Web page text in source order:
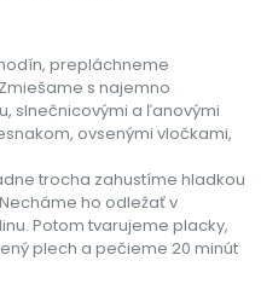
prepláchneme
s najemno
slnečnicovými a ľanovými
ovsenými vločkami,
trocha zahustíme hladkou
ho odležať v
Potom tvarujeme placky,
plech a pečieme 20 minút